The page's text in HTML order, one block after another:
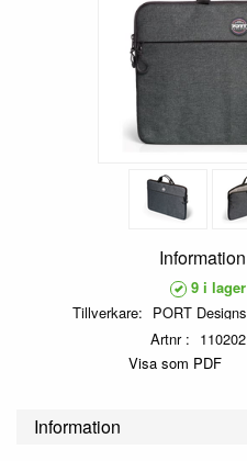
Information
9 i lager
Tillverkare
PORT Designs
Artnr
110202
Visa som PDF
Information